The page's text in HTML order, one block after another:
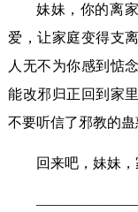
妹妹，你的离
爱，让家庭变得支
人无不为你感到惦
能改邪归正回到家
不要听信了邪教的蛊
回来吧，妹妹